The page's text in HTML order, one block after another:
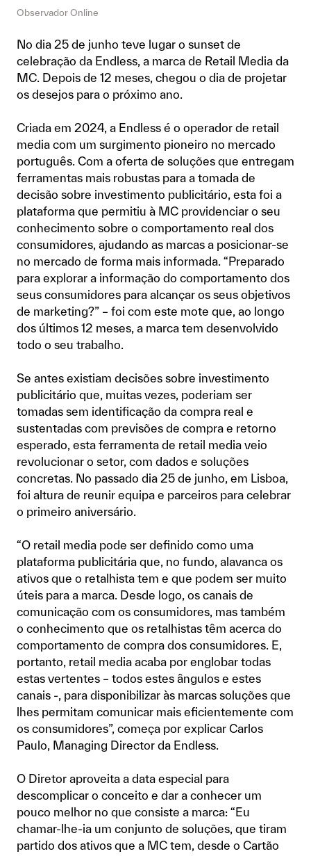
Observador Online
No dia 25 de junho teve lugar o sunset de
celebração da Endless, a marca de Retail Media da
MC. Depois de 12 meses, chegou o dia de projetar
os desejos para o próximo ano.
Criada em 2024, a Endless é o operador de retail
media com um surgimento pioneiro no mercado
português. Com a oferta de soluções que entregam
ferramentas mais robustas para a tomada de
decisão sobre investimento publicitário, esta foi a
plataforma que permitiu à MC providenciar o seu
conhecimento sobre o comportamento real dos
consumidores, ajudando as marcas a posicionar-se
no mercado de forma mais informada. “Preparado
para explorar a informação do comportamento dos
seus consumidores para alcançar os seus objetivos
de marketing?” – foi com este mote que, ao longo
dos últimos 12 meses, a marca tem desenvolvido
todo o seu trabalho.
Se antes existiam decisões sobre investimento
publicitário que, muitas vezes, poderiam ser
tomadas sem identificação da compra real e
sustentadas com previsões de compra e retorno
esperado, esta ferramenta de retail media veio
revolucionar o setor, com dados e soluções
concretas. No passado dia 25 de junho, em Lisboa,
foi altura de reunir equipa e parceiros para celebrar
o primeiro aniversário.
“O retail media pode ser definido como uma
plataforma publicitária que, no fundo, alavanca os
ativos que o retalhista tem e que podem ser muito
úteis para a marca. Desde logo, os canais de
comunicação com os consumidores, mas também
o conhecimento que os retalhistas têm acerca do
comportamento de compra dos consumidores. E,
portanto, retail media acaba por englobar todas
estas vertentes – todos estes ângulos e estes
canais -, para disponibilizar às marcas soluções que
lhes permitam comunicar mais eficientemente com
os consumidores”, começa por explicar Carlos
Paulo, Managing Director da Endless.
O Diretor aproveita a data especial para
descomplicar o conceito e dar a conhecer um
pouco melhor no que consiste a marca: “Eu
chamar-lhe-ia um conjunto de soluções, que tiram
partido dos ativos que a MC tem, desde o Cartão